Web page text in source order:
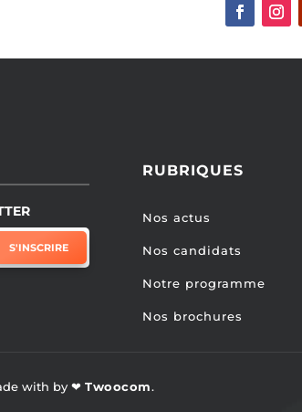
S'INSCRIRE
RUBRIQUES
Nos actus
Nos candidats
Notre programme
Nos brochures
with by ❤Twoocom.